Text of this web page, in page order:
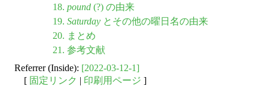
18. pound (?) の由来
19. Saturday とその他の曜日名の由来
20. まとめ
21. 参考文献
Referrer (Inside): [2022-03-12-1]
[ 固定リンク | 印刷用ページ ]